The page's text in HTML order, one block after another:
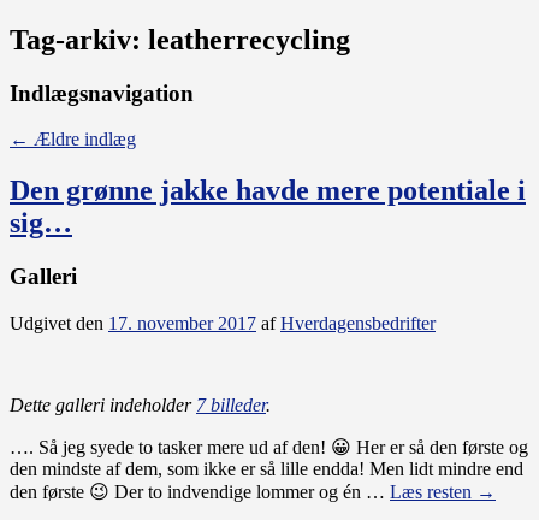
Tag-arkiv: leatherrecycling
Indlægsnavigation
← Ældre indlæg
Den grønne jakke havde mere potentiale i
sig…
Galleri
Udgivet den 17. november 2017 afHverdagensbedrifter
Dette galleri indeholder 7 billeder.
…. Så jeg syede to tasker mere ud af den! 😀 Her er så den første og
den mindste af dem, som ikke er så lille endda! Men lidt mindre end
den første 😉 Der to indvendige lommer og én … Læs resten →